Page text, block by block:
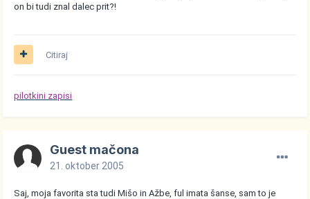
on bi tudi znal dalec prit?!
Citiraj
pilotkini zapisi
Guest mačona
21. oktober 2005
Saj, moja favorita sta tudi Mišo in Ažbe, ful imata šanse, sam to je